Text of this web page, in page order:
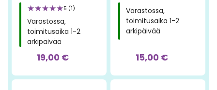
5 (1)
Varastossa,
toimitusaika 1-2
arkipäivää
19,00 €
Varastossa,
toimitusaika 1-2
arkipäivää
15,00 €